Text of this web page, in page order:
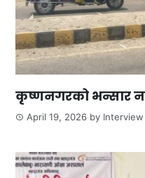
कृष्णनगरको भन्सार
April 19, 2026 by Interview